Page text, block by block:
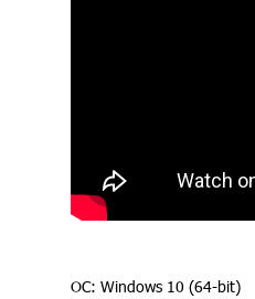
ОС: Windows 10 (64-bit)